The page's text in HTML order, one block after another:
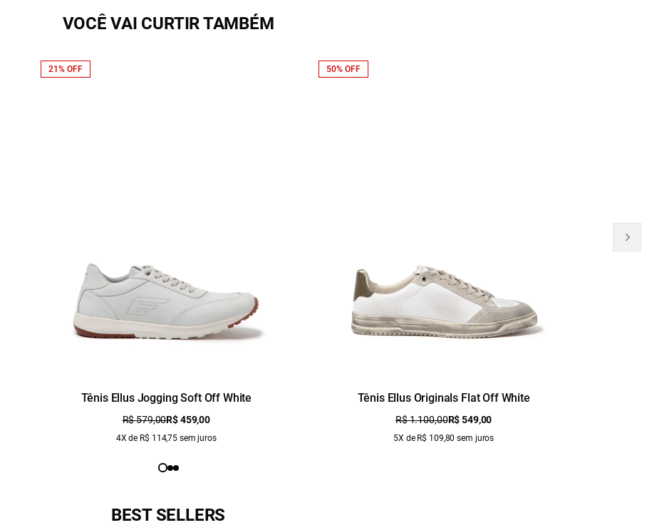
VOCÊ VAI CURTIR TAMBÉM
Tênis Ellus Jogging Soft Off White
R$ 579,00R$ 459,00
4X de R$ 114,75 sem juros
21% OFF
Tênis Ellus Originals Flat Off White
R$ 1.100,00R$ 549,00
5X de R$ 109,80 sem juros
50% OFF
BEST SELLERS